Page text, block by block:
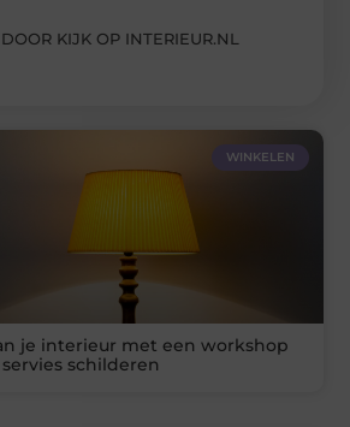
KIJK OP INTERIEUR.NL
WINKELEN
je interieur met een workshop
servies schilderen